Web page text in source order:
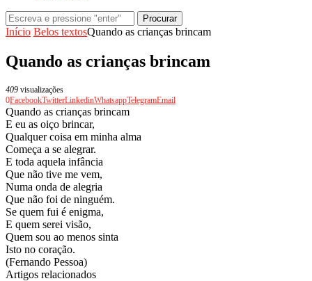
Procurar
Início Belos textosQuando as crianças brincam
Quando as crianças brincam
409 visualizações
0FacebookTwitterLinkedinWhatsappTelegramEmail
Quando as crianças brincam
E eu as oiço brincar,
Qualquer coisa em minha alma
Começa a se alegrar.
E toda aquela infância
Que não tive me vem,
Numa onda de alegria
Que não foi de ninguém.
Se quem fui é enigma,
E quem serei visão,
Quem sou ao menos sinta
Isto no coração.
(Fernando Pessoa)
Artigos relacionados